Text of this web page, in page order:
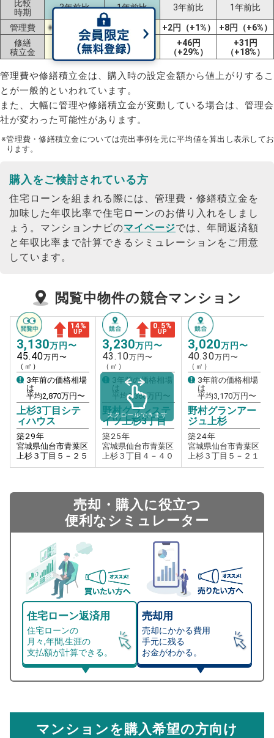
比較
時期
3年前比 1年前比 3年前比 1年前比
管理費 +6円（+5%） -2円（-2%） +2円（+1%）
+8円（+6%）
修繕
積立金
+130円
（+90%）
+64円
（+30%）
+46円
（+29%）
+31円
（+18%）
管理費や修繕積立金は、購入時の設定金額から値上がりするこ
とが一般的といわれています。
また、大幅に管理や修繕積立金が変動している場合は、管理会
社が変わった可能性があります。
※管理費・修繕積立金については売出事例を元に平均値を算出し表示してお
ります。
購入をご検討されている方
住宅ローンを組まれる際には、管理費・修繕積立金を
加味した年収比率で住宅ローンのお借り入れをしまし
ょう。 マンションナビのマイページでは、年間返済額
と年収比率まで計算できるシミュレーションをご用意
しています。
閲覧中物件の競合マンション
14%
UP
3,130万円〜
45.40万円〜
（㎡）
3年前の価格相場
は
平均2,870万円〜
上杉3丁目シテ
ィハウス
築29年
宮城県仙台市青葉区
上杉３丁目５－２５
0.5%
UP
3,230万円〜
43.10万円〜
（㎡）
3年前の価格相場
は
平均3,360万円〜
野村グランステ
イツ上杉3丁目
築25年
宮城県仙台市青葉区
上杉３丁目４－４０
3,020万円〜
40.30万円〜
（㎡）
3年前の価格相場
は
平均3,170万円〜
野村グランアー
ジュ上杉
築24年
宮城県仙台市青葉区
上杉３丁目５－２１
スクロールできます
売却・購入に役立つ
便利なシミュレーター
住宅ローン返済用
住宅ローンの
月々,年間,生涯の
支払額が計算できる。
売却用
売却にかかる費用
手元に残る
お金がわかる。
総支払額シミュレーション
計算できます。
マンション売却シミュレーター
から売却にかかる諸経費が自動で算出され、手元に残る
金額がわかります。
マンションを購入希望の方向け